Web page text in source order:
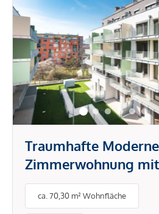
Traumhafte
Zimmerwohnung mit
Loggia!
ca. 70,30 m² Wohnfläche